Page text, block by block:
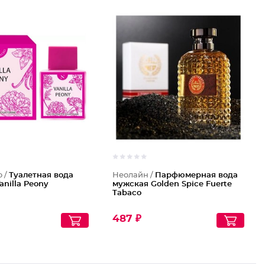
/Туалетная вода
Peony
Неолайн / Парфюмерная вода
мужская Golden Spice Fuerte
Tabaco
487 ₽